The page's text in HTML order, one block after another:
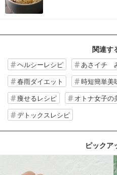
関連す
ヘルシーレシピ
あさイチ
春雨ダイエット
時短簡単美
痩せるレシピ
オトナ女子の
デトックスレシピ
ピックア